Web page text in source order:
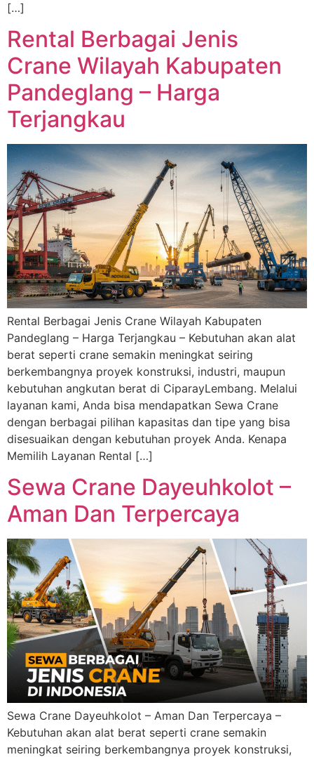
[…]
Rental Berbagai Jenis
Crane Wilayah Kabupaten
Pandeglang – Harga
Terjangkau
Rental Berbagai Jenis Crane Wilayah Kabupaten
Pandeglang – Harga Terjangkau – Kebutuhan akan alat
berat seperti crane semakin meningkat seiring
berkembangnya proyek konstruksi, industri, maupun
kebutuhan angkutan berat di CiparayLembang. Melalui
layanan kami, Anda bisa mendapatkan Sewa Crane
dengan berbagai pilihan kapasitas dan tipe yang bisa
disesuaikan dengan kebutuhan proyek Anda. Kenapa
Memilih Layanan Rental […]
Sewa Crane Dayeuhkolot –
Aman Dan Terpercaya
Sewa Crane Dayeuhkolot – Aman Dan Terpercaya –
Kebutuhan akan alat berat seperti crane semakin
meningkat seiring berkembangnya proyek konstruksi,